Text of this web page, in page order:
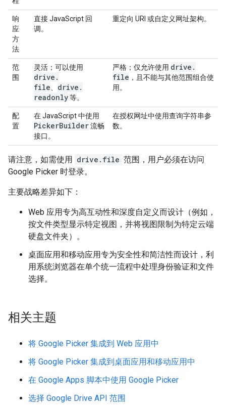
响
应
方
法
直接 JavaScript 回
调。
重定向 URI 或自定义网址架构。
范
围
灵活；可以使用
drive .
file
drive .
readonly等。
严格；仅允许使用 drive .
file ，且不能与其他范围组合使
用。
配
置
在 JavaScript 中使用
PickerBuilder流畅
接口。
在授权网址中使用查询字符串参
数。
请注意，如需使用 drive.file 范围，用户必须在访问
Google Picker 时登录。
主要战略差异如下：
Web 应用专为高互动性和深度自定义而设计（例如，
按文件类型显示特定视图，并将视图限制为特定云端
硬盘文件夹）。
桌面应用和移动应用专为安全性和简洁性而设计，利
用系统浏览器在单个统一流程中处理身份验证和文件
选择。
相关主题
将 Google Picker 集成到 Web 应用中
将 Google Picker 集成到桌面应用和移动应用中
在 Google Apps 脚本中使用 Google Picker
选择 Google Drive API 范围